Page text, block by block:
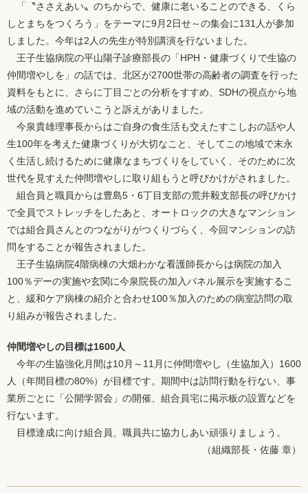
「〝ささえあい〟のちからで、健康に老いることのできる、くら
しとまちをつくろう」をテーマに9月2日せ～の集会に131人が参加
しました。今年は2人の先生が特別講演を行ないました。
王子生協病院の平山陽子診療部長の「HPH・健康づくりで生協の
仲間増やしを」の話では、北区が2700世帯の高齢者の調査を行った
資料をもとに、さらに丁目ごとの分析をすすめ、SDHの視点から地
域の活動を進めていこうと訴えがありました。
今泉貴雄理事長からはご自身の食生活も交えたすこしおの話や人
生100年を考えた健康づくりが大切なこと、そしてこの地域で末永
く生活し続けるために健康なまちづくりをしていく、そのために次
世代を見すえた仲間増やしに取り組もうと呼びかけがされました。
組合員と職員からは豊島5・6丁目支部の荒井毅支部長の呼びかけ
で全員でストレッチをしたあと、オートロックの大きなマンション
では組合員さんとのつながりがつくりづらく、今回マンションの訪
問をすることが報告されました。
王子生協病院4階病棟の大畑わかな看護師長からは病院の加入
100％デーの実施や玄関に今泉院長の加入パネル展示を実施するこ
と、緩和ケア病棟の紹介と合わせ100％加入のための病室訪問の取
り組みが報告されました。
仲間増やしの目標は1600人
今年の生協強化月間は10月～11月に仲間増やし（生協加入）1600
人（年間目標の80%）が目標です。期間中は訪問行動を行ない、事
業所ごとに「公開学習会」の開催、組合員宅に掲示板の設置などを
行ないます。
目標達成に向け組合員、職員共に協力しあい頑張りましょう。
（組織部長・佐藤 章）